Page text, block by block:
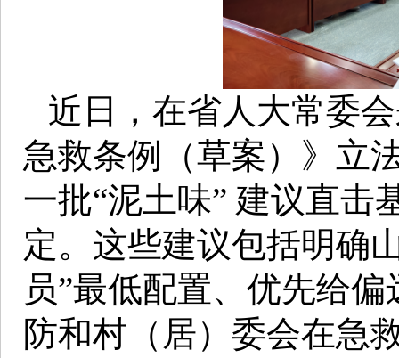
近日，在省人大常委
急救条例（草案）》立
一批“泥土味” 建议直击
定。这些建议包括明确
员”最低配置、优先给
防和村（居）委会在急